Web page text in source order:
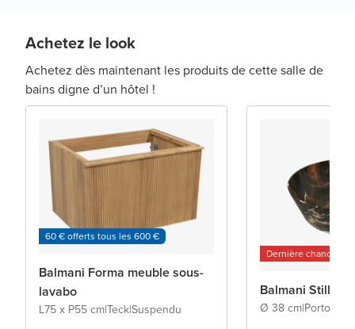
Achetez le look
Achetez dès maintenant les produits de cette salle de
bains digne d’un hôtel !
60 € offerts tous les 600 €
Balmani Forma meuble sous-
lavabo
L75 x P55 cm|Teck|Suspendu
Dernière chance
Balmani Still
Ø 38 cm|Portoro